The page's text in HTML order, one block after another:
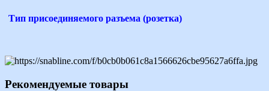
Тип присоединяемого разъема (розетка)
Рекомендуемые товары